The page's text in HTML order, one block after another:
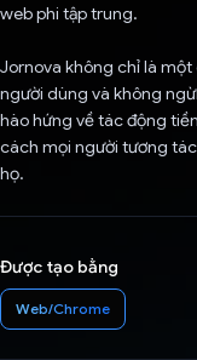
web phi tập trung.
Jornova không chỉ là
người dùng và không
hào hứng về tác động
cách mọi người tương
họ.
Được tạo bằng
Web/Chrome